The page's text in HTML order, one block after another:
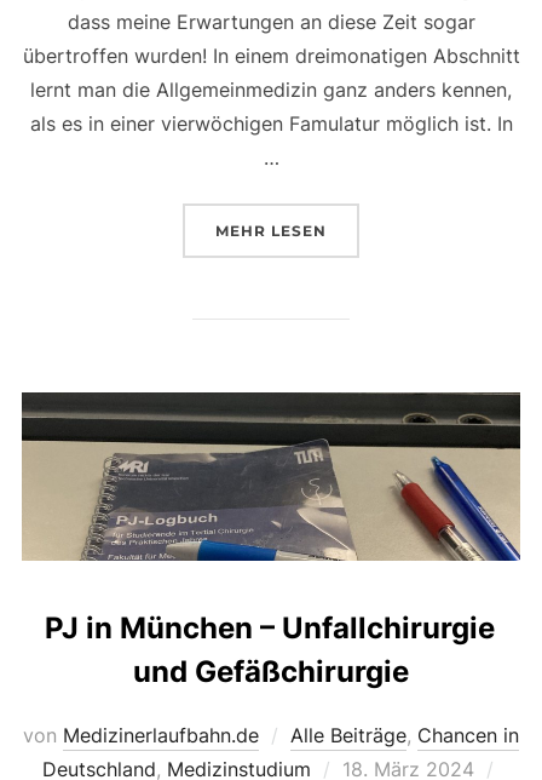
dass meine Erwartungen an diese Zeit sogar
übertroffen wurden! In einem dreimonatigen Abschnitt
lernt man die Allgemeinmedizin ganz anders kennen,
als es in einer vierwöchigen Famulatur möglich ist. In
…
MEHR ÜBER „PJ IN RHEINZABERN –
LESEN
PJ in München – Unfallchirurgie
und Gefäßchirurgie
von Medizinerlaufbahn.de Alle Beiträge, Chancen in
Deutschland, Medizinstudium
Veröffentlicht
18. März 2024